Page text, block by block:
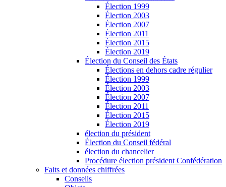
Élection 1999
Élection 2003
Élection 2007
Élection 2011
Élection 2015
Élection 2019
Élection du Conseil des États
Élections en dehors cadre régulier
Élection 1999
Élection 2003
Élection 2007
Élection 2011
Élection 2015
Élection 2019
élection du président
Élection du Conseil fédéral
élection du chancelier
Procédure élection président Confédération
Faits et données chiffrées
Conseils